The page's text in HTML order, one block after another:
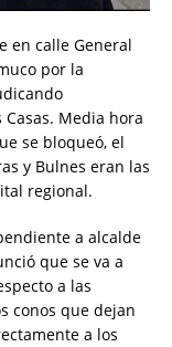
en calle General
por la
Media hora
se bloqueó, el
y Bulnes eran las
regional.
a alcalde
que se va a
a las
conos que dejan
a los